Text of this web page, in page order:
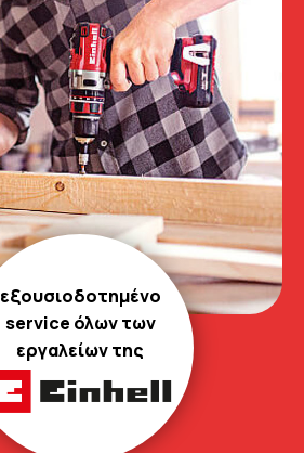
εξουσιοδοτημένο
service όλων των
εργαλείων της